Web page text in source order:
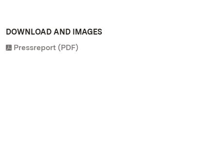
DOWNLOAD AND IMAGES
Pressreport (PDF)